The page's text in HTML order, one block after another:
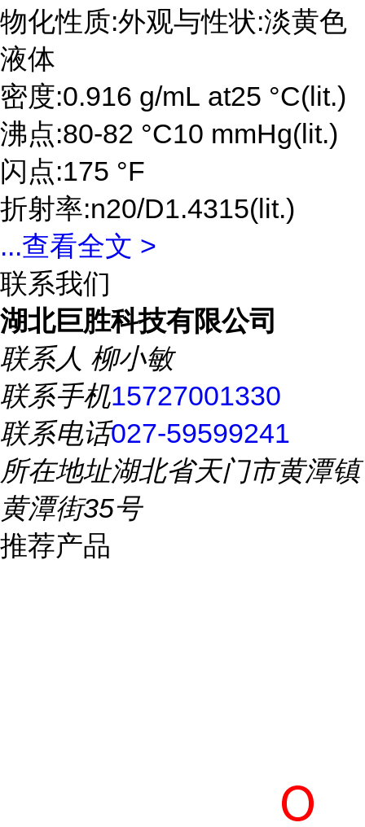
物化性质:外观与性状:淡黄色
液体
密度:0.916 g/mL at25 °C(lit.)
沸点:80-82 °C10 mmHg(lit.)
闪点:175 °F
折射率:n20/D1.4315(lit.)
...查看全文 >
联系我们
湖北巨胜科技有限公司
联系人 柳小敏
联系手机15727001330
联系电话027-59599241
所在地址湖北省天门市黄潭镇
黄潭街35号
推荐产品